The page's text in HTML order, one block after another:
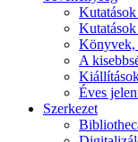
Könyvek,
A
Éves
Szerkezet